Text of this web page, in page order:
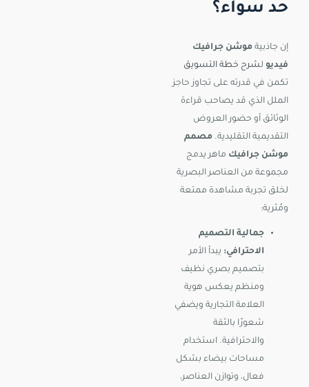
حد سواء؟
إن جاذبية موشن جرافيك
فيديو لشرح خطة التسويق
تكمن في قدرته على تجاوز حاجز
الملل الذي قد يصاحب قراءة
الوثائق أو حضور العروض
التقديمية التقليدية. مصمم
موشن جرافيك ماهر يدمج
مجموعة من العناصر البصرية
لخلق تجربة مشاهدة ممتعة
ومُثرية:
جمالية التصميم
الاحترافي: يبدأ الأمر
بتصميم بصري نظيف
ومنظم يعكس هوية
العلامة التجارية ويضفي
شعورًا بالثقة
والاحترافية. استخدام
مساحات بيضاء بشكل
فعال، وتوازن العناصر،